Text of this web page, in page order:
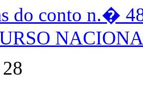
do conto n.�